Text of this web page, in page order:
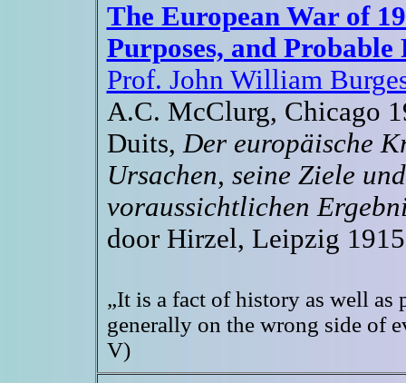
The European War of
Purposes, and Probable
Prof. John William
A.C. McClurg, Chicago
Duits,Der europäische
Ursachen, seine Ziele
voraussichtlichen
door Hirzel, Leipzig
„It is a fact of history as well as
generally on the wrong side of
V)